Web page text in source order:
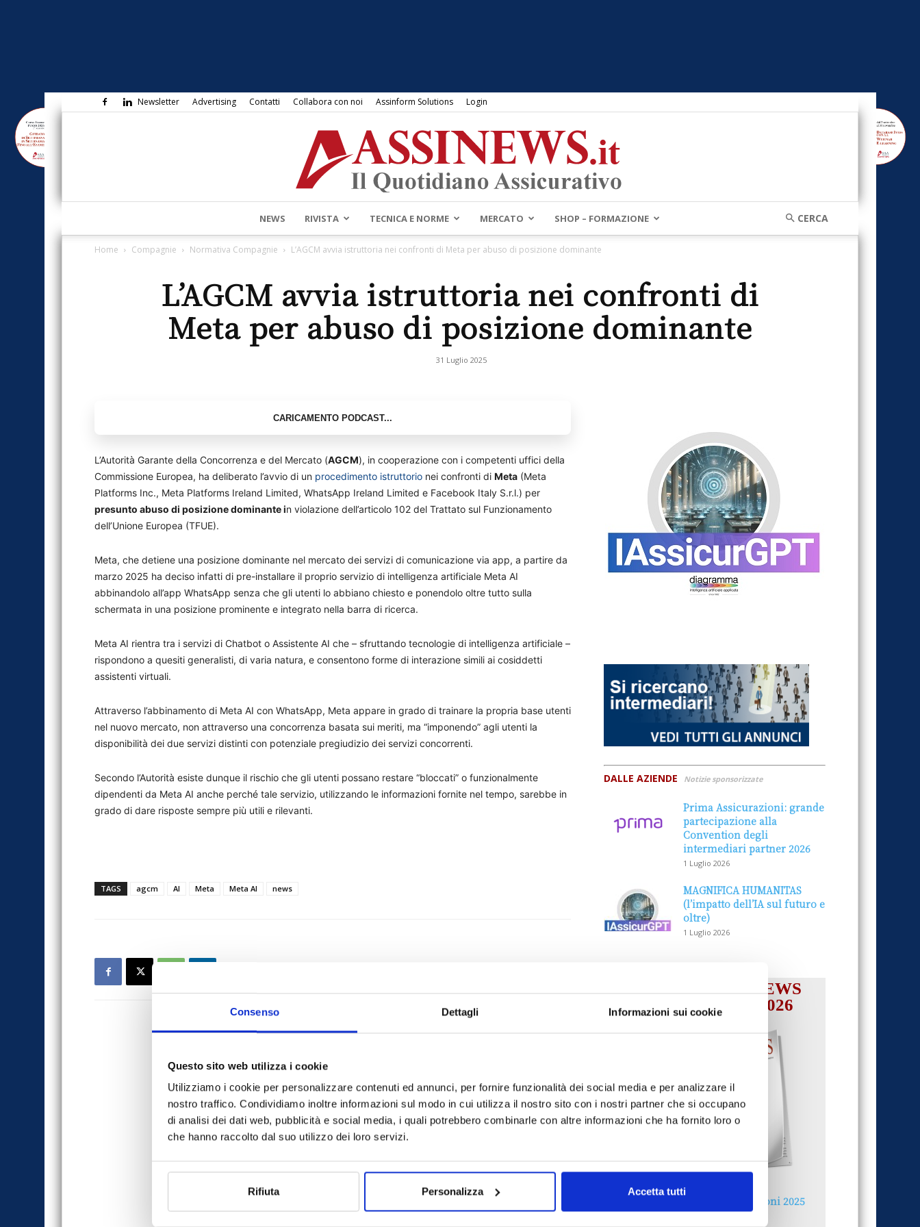
Consenso Dettagli Informazioni sui cookie
Questo sito web utilizza i cookie
Utilizziamo i cookie per personalizzare contenuti ed annunci, per fornire funzionalità dei social media e per analizzare il
nostro traffico. Condividiamo inoltre informazioni sul modo in cui utilizza il nostro sito con i nostri partner che si occupano
di analisi dei dati web, pubblicità e social media, i quali potrebbero combinarle con altre informazioni che ha fornito loro o
che hanno raccolto dal suo utilizzo dei loro servizi.
Rifiuta Personalizza Accetta tutti
Newsletter Advertising Contatti Collabora con noi Assinform Solutions Login
Assinews.it
NEWS RIVISTA TECNICA E NORME MERCATO SHOP – FORMAZIONE
Home Compagnie Normativa Compagnie L’AGCM avvia istruttoria nei confronti di Meta per abuso di posizione dominante
L’AGCM avvia istruttoria nei confronti di
Meta per abuso di posizione dominante
31 Luglio 2025
L’Autorità Garante della Concorrenza e del Mercato (AGCM), in cooperazione con i competenti uffici della
Commissione Europea, ha deliberato l’avvio di un procedimento istruttorio nei confronti di Meta (Meta
Platforms Inc., Meta Platforms Ireland Limited, WhatsApp Ireland Limited e Facebook Italy S.r.l.) per
presunto abuso di posizione dominante in violazione dell’articolo 102 del Trattato sul Funzionamento
dell’Unione Europea (TFUE).
Meta, che detiene una posizione dominante nel mercato dei servizi di comunicazione via app, a partire da
marzo 2025 ha deciso infatti di pre-installare il proprio servizio di intelligenza artificiale Meta AI
abbinandolo all’app WhatsApp senza che gli utenti lo abbiano chiesto e ponendolo oltre tutto sulla
schermata in una posizione prominente e integrato nella barra di ricerca.
Meta AI rientra tra i servizi di Chatbot o Assistente AI che – sfruttando tecnologie di intelligenza artificiale –
rispondono a quesiti generalisti, di varia natura, e consentono forme di interazione simili ai cosiddetti
assistenti virtuali.
Attraverso l’abbinamento di Meta AI con WhatsApp, Meta appare in grado di trainare la propria base utenti
nel nuovo mercato, non attraverso una concorrenza basata sui meriti, ma “imponendo” agli utenti la
disponibilità dei due servizi distinti con potenziale pregiudizio dei servizi concorrenti.
Secondo l’Autorità esiste dunque il rischio che gli utenti possano restare “bloccati” o funzionalmente
dipendenti da Meta AI anche perché tale servizio, utilizzando le informazioni fornite nel tempo, sarebbe in
grado di dare risposte sempre più utili e rilevanti.
TAGS agcm AI Meta Meta AI news
DALLE AZIENDE Notizie sponsorizzate
Prima Assicurazioni: grande
partecipazione alla
Convention degli
intermediari partner 2026
1 Luglio 2026
MAGNIFICA HUMANITAS
(l’impatto dell’IA sul futuro e
oltre)
1 Luglio 2026
IL MENSILE ASSINEWS
LUGLIO-AGOSTO 2026
Reclami e sanzioni 2025